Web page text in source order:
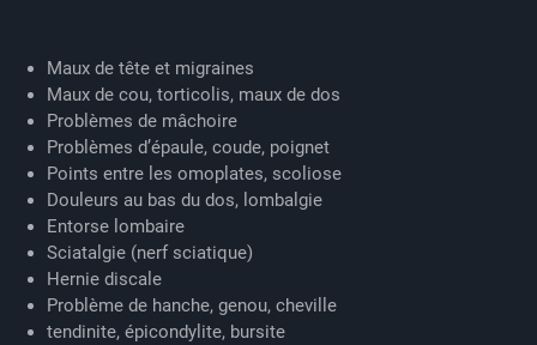
Maux de tête et migraines
Maux de cou, torticolis, maux de dos
Problèmes de mâchoire
Problèmes d’épaule, coude, poignet
Points entre les omoplates, scoliose
Douleurs au bas du dos, lombalgie
Entorse lombaire
Sciatalgie (nerf sciatique)
Hernie discale
Problème de hanche, genou, cheville
tendinite, épicondylite, bursite